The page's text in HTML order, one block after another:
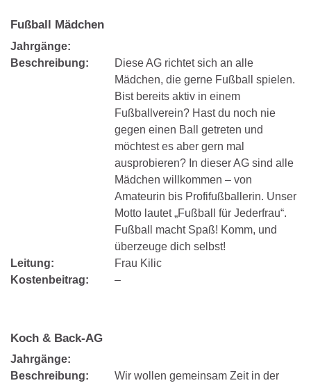
Fußball Mädchen
Jahrgänge:
Beschreibung:
Diese AG richtet sich an alle
Mädchen, die gerne Fußball spielen.
Bist bereits aktiv in einem
Fußballverein? Hast du noch nie
gegen einen Ball getreten und
möchtest es aber gern mal
ausprobieren? In dieser AG sind alle
Mädchen willkommen – von
Amateurin bis Profifußballerin. Unser
Motto lautet „Fußball für Jederfrau“.
Fußball macht Spaß! Komm, und
überzeuge dich selbst!
Leitung:
Frau Kilic
Kostenbeitrag:
–
Koch & Back-AG
Jahrgänge:
Beschreibung:
Wir wollen gemeinsam Zeit in der